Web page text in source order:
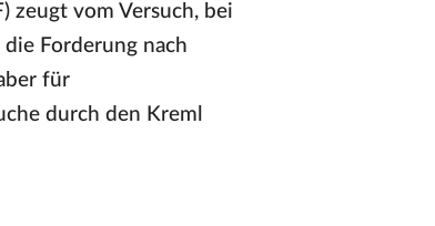
zeugt vom Versuch, bei
Forderung nach
für
durch den Kreml